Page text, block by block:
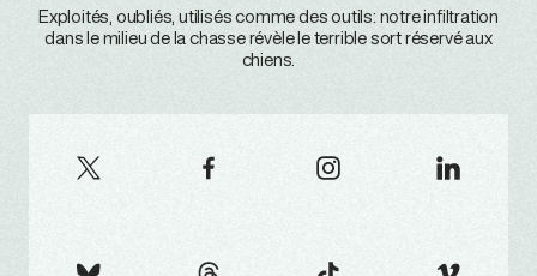
Exploités, oubliés, utilisés comme des outils: notre infiltration
dans le milieu de la chasse révèle le terrible sort réservé aux
chiens.